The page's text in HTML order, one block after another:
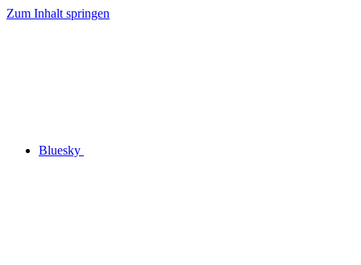
Zum Inhalt springen
Bluesky